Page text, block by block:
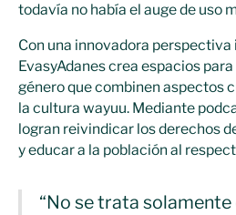
todavía no había el auge de uso
Con una innovadora
EvasyAdanes crea espacios
género que combinen aspectos
la cultura wayuu. Mediante
logran reivindicar los derechos
y educar a la población al
“No se trata